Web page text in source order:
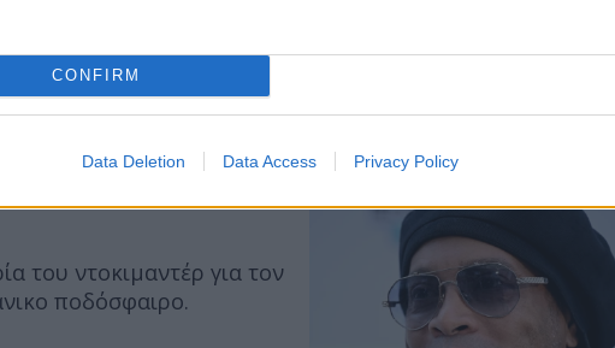
CONFIRM
Data Deletion Data Access Privacy Policy
Μαντιδάκης
για τη ζωή και την
του ντοκιμαντέρ για τον
ποδόσφαιρο.